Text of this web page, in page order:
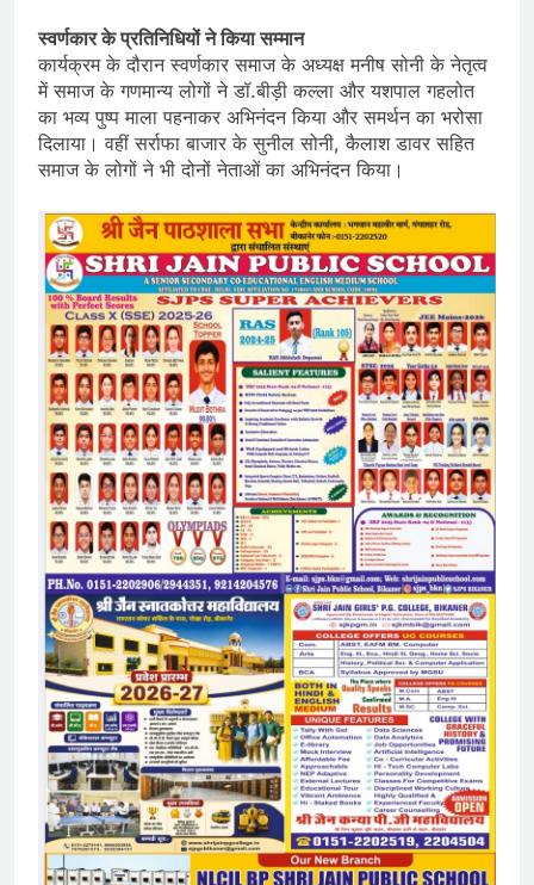
स्वर्णकार के प्रतिनिधियों ने किया सम्मान
कार्यक्रम के दौरान स्वर्णकार समाज के अध्यक्ष मनीष सोनी के नेतृत्व
में समाज के गणमान्य लोगों ने डॉ.बीड़ी कल्ला और यशपाल गहलोत
का भव्य पुष्प माला पहनाकर अभिनंदन किया और समर्थन का भरोसा
दिलाया। वहीं सर्राफा बाजार के सुनील सोनी, कैलाश डावर सहित
समाज के लोगों ने भी दोनों नेताओं का अभिनंदन किया।